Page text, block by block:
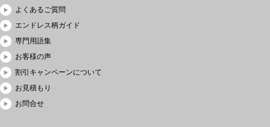
よくあるご質問
エンドレス柄ガイド
専門用語集
お客様の声
割引キャンペーンについて
お見積もり
お問合せ